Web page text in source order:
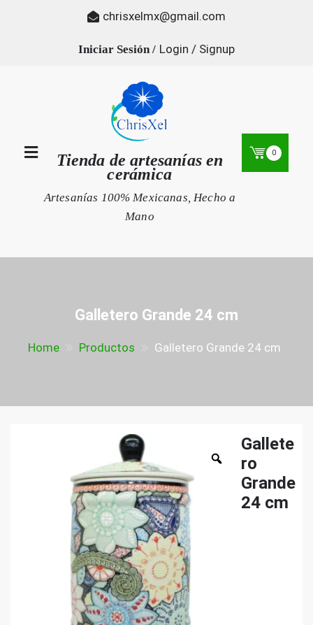
chrisxelmx@gmail.com
Login / Signup
Tienda de artesanías en
cerámica
Artesanías 100% Mexicanas, Hecho a
Mano
0
Galletero Grande 24 cm
Home Productos Galletero Grande 24 cm
Gallete
ro
Grande
24 cm